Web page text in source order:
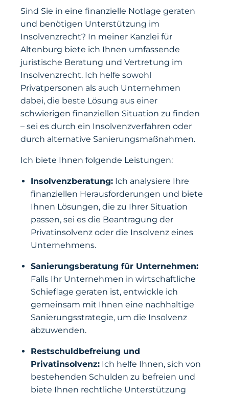
Sind Sie in eine finanzielle Notlage geraten
und benötigen Unterstützung im
Insolvenzrecht? In meiner Kanzlei für
Altenburg biete ich Ihnen umfassende
juristische Beratung und Vertretung im
Insolvenzrecht. Ich helfe sowohl
Privatpersonen als auch Unternehmen
dabei, die beste Lösung aus einer
schwierigen finanziellen Situation zu finden
– sei es durch ein Insolvenzverfahren oder
durch alternative Sanierungsmaßnahmen.
Ich biete Ihnen folgende Leistungen:
Insolvenzberatung: Ich analysiere Ihre
finanziellen Herausforderungen und biete
Ihnen Lösungen, die zu Ihrer Situation
passen, sei es die Beantragung der
Privatinsolvenz oder die Insolvenz eines
Unternehmens.
Sanierungsberatung für Unternehmen:
Falls Ihr Unternehmen in wirtschaftliche
Schieflage geraten ist, entwickle ich
gemeinsam mit Ihnen eine nachhaltige
Sanierungsstrategie, um die Insolvenz
abzuwenden.
Restschuldbefreiung und
Privatinsolvenz: Ich helfe Ihnen, sich von
bestehenden Schulden zu befreien und
biete Ihnen rechtliche Unterstützung